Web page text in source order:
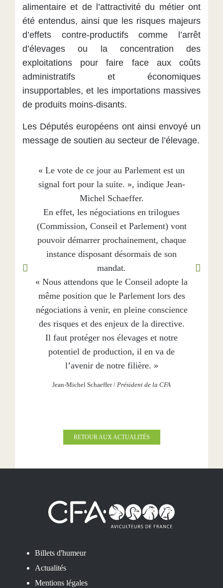
alimentaire et de l’attractivité du métier ont
été entendus, ainsi que les risques majeurs
d’effets contre-productifs comme l’arrêt
d’élevages ou la concentration des
exploitations pour faire face aux coûts
administratifs et économiques
insupportables, et les importations massives
de produits moins-disants.
Les Députés européens ont ainsi envoyé un
message de soutien au secteur de l’élevage.
« Le vote de ce jour au Parlement est un
signal fort pour la suite. », indique Jean-
Michel Schaeffer.
En effet, les négociations en trilogues
(Commission, Conseil et Parlement) vont
pouvoir démarrer prochainement, chaque
instance disposant désormais de son
mandat.
« Nous attendons que le Conseil adopte la
même position que le Parlement lors des
négociations à venir, en pleine conscience
des risques et des enjeux de la directive.
Il faut protéger nos élevages et notre
potentiel de production, il en va de
l’avenir de notre filière. »
Jean-Michel Schaeffer/ Président de la CFA
RETOUR AUX ACTUALITÉS
Billets d'humeur
Actualités
Mentions légales